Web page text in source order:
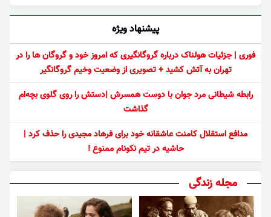
پیشنهاد ویژه
فوری | جزئیات هولناک درباره گروگانگیری که امروز خود و گروگان ها را در
تهران به آتش کشید + تصویری از وضعیت وخیم گروگانگیر
رابطه شیطانی مرد جوان با دوست همسرش |دستش را روی گلوی بچه‌ام
گذاشت
مدافع استقلال کامنت عاشقانه خود برای فرهاد مجیدی را حذف کرد |
حاشیه در تیم نکونام ممنوع !
مجله زندگی